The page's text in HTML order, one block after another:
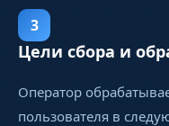
3
Цели сбора и
Оператор
пользователя в